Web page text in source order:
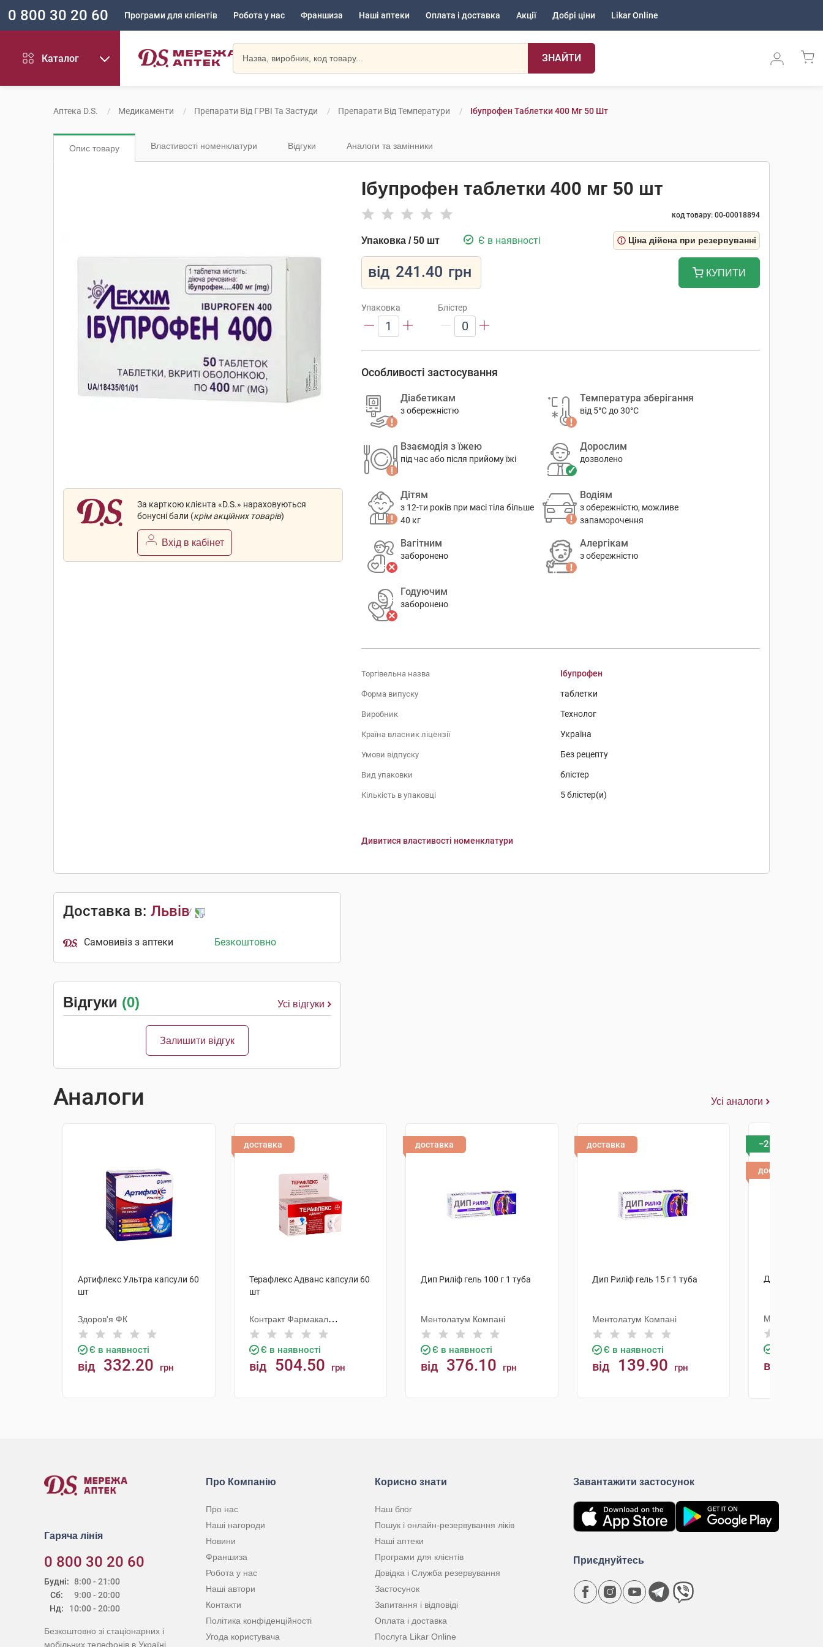
0 800 30 20 60 Програми для клієнтів Робота у нас Франшиза Наші аптеки Оплата і доставка Акції Добрі ціни Likar Online
Каталог ЗНАЙТИ
Аптека D.S. Медикаменти Препарати Від ГРВІ Та Застуди Препарати Від Температури Ібупрофен Таблетки 400 Мг 50 Шт
Опис товару Властивості номенклатури Відгуки Аналоги та замінники
За карткою клієнта «D.S.» нараховуються
бонусні бали (крім акційних товарів)
Вхід в кабінет
Ібупрофен таблетки 400 мг 50 шт
код товару: 00-00018894
Упаковка / 50 шт Є в наявності Ціна дійсна при резервуванні
від 241.40 грн КУПИТИ
Упаковка
1
Блістер
0
Особливості застосування
Діабетикам
з обережністю
Температура зберігання
від 5°C до 30°C
Взаємодія з їжею
під час або після прийому їжі
Дорослим
дозволено
Дітям
з 12-ти років при масі тіла більше
40 кг
Водіям
з обережністю, можливе
запаморочення
Вагітним
заборонено
Алергікам
з обережністю
Годуючим
заборонено
Торгівельна назва Ібупрофен
Форма випуску таблетки
Виробник Технолог
Країна власник ліцензії Україна
Умови відпуску Без рецепту
Вид упаковки блістер
Кількість в упаковці 5 блістер(и)
Дивитися властивості номенклатури
Доставка в: Львів
Самовивіз з аптеки Безкоштовно
Відгуки (0) Усі відгуки
Залишити відгук
Аналоги Усі аналоги
Артифлекс Ультра капсули 60
шт
Здоров'я ФК
Є в наявності
від 332.20 грн
доставка
Терафлекс Адванс капсули 60
шт
Контракт Фармакал
Корпорейшн
Є в наявності
від 504.50 грн
доставка
Дип Риліф гель 100 г 1 туба
Ментолатум Компані
Є в наявності
від 376.10 грн
доставка
Дип Риліф гель 15 г 1 туба
Ментолатум Компані
Є в наявності
від 139.90 грн
−20%
доставка
Дип Риліф
Ментолатум
від
Гаряча лінія
0 800 30 20 60
Будні:
Сб:
Нд:
8:00 - 21:00
9:00 - 20:00
10:00 - 20:00
Безкоштовно зі стаціонарних і
мобільних телефонів в Україні
Про Компанію
Про нас
Наші нагороди
Новини
Франшиза
Робота у нас
Наші автори
Контакти
Політика конфіденційності
Угода користувача
Корисно знати
Наш блог
Пошук і онлайн-резервування ліків
Наші аптеки
Програми для клієнтів
Довідка і Служба резервування
Застосунок
Запитання і відповіді
Оплата і доставка
Послуга Likar Online
Завантажити застосунок
Приєднуйтесь